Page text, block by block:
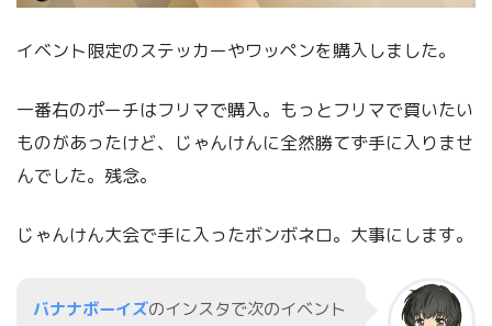
イベント限定のステッカーやワッペンを購入しました。
一番右のポーチはフリマで購入。もっとフリマで買いたい
ものがあったけど、じゃんけんに全然勝てず手に入りませ
んでした。残念。
じゃんけん大会で手に入ったボンボネロ。大事にします。
バナナボーイズのインスタで次のイベント